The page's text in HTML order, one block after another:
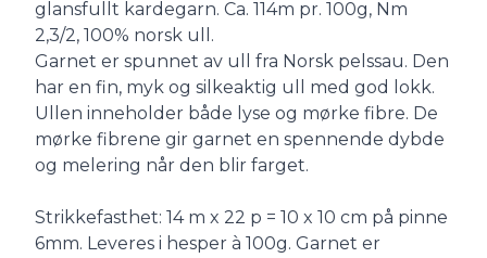
glansfullt kardegarn. Ca. 114m pr. 100g, Nm
2,3/2, 100% norsk ull.
Garnet er spunnet av ull fra Norsk pelssau. Den
har en fin, myk og silkeaktig ull med god lokk.
Ullen inneholder både lyse og mørke fibre. De
mørke fibrene gir garnet en spennende dybde
og melering når den blir farget.
Strikkefasthet: 14 m x 22 p = 10 x 10 cm på pinne
6mm. Leveres i hesper à 100g. Garnet er